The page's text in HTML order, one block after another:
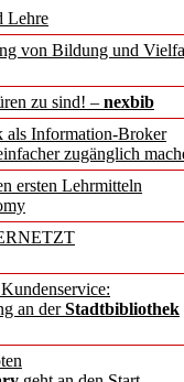
Lehre
von Bildung und
zu sind! – nexbib
als Information-Broker
zugänglich
ersten Lehrmitteln
an derStadtbibliothek